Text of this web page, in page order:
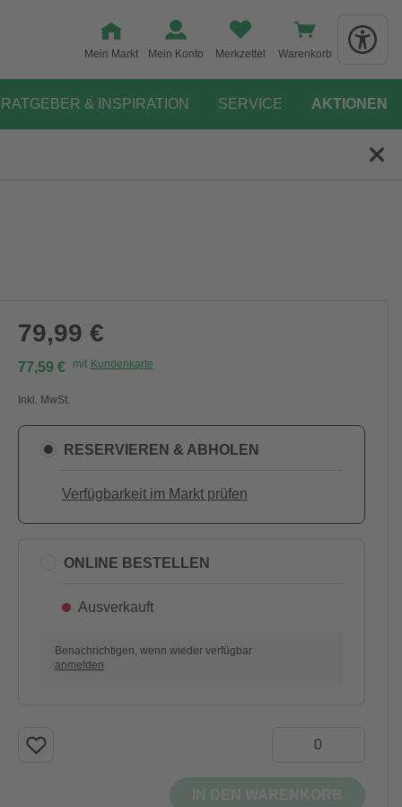
Mein Markt Mein Konto Merkzettel Warenkorb
RATGEBER & INSPIRATION SERVICE AKTIONEN
79,99 €
77,59 € mit Kundenkarte
Inkl. MwSt.
RESERVIEREN & ABHOLEN
Verfügbarkeit im Markt prüfen
ONLINE BESTELLEN
Ausverkauft
Benachrichtigen, wenn wieder verfügbar
anmelden